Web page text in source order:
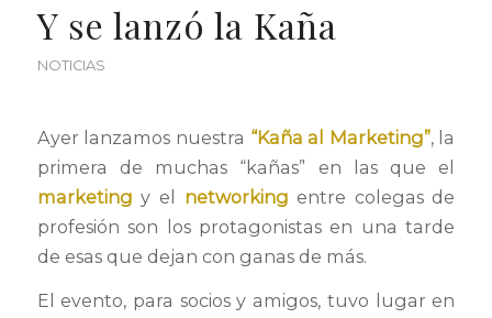
Y se lanzó la Kaña
NOTICIAS
Ayer lanzamos nuestra “Kaña al Marketing”, la
primera de muchas “kañas” en las que el
marketing y el networking entre colegas de
profesión son los protagonistas en una tarde
de esas que dejan con ganas de más.
El evento, para socios y amigos, tuvo lugar en